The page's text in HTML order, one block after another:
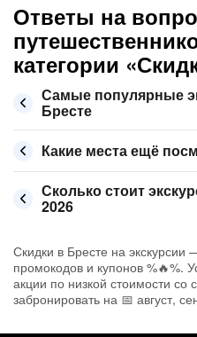
Ответы на
категории
Самые популярные
Бресте
Какие места ещё
Сколько стоит
2026
Скидки в Бресте на экскурсии
промокодов и купонов %🔥%.
акции по низкой стоимости
забронировать на 📅 август,